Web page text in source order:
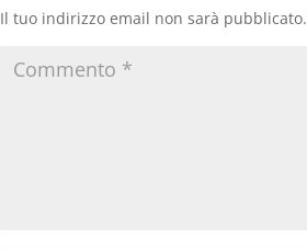
Il tuo indirizzo email non sarà pubblicato.